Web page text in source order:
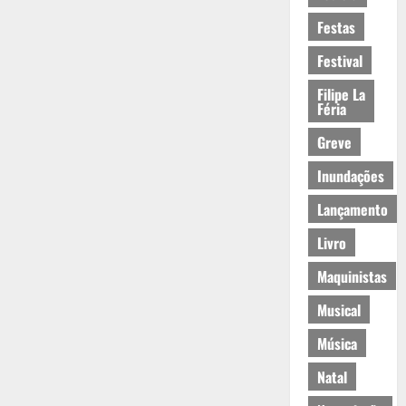
Festas
Festival
Filipe La
Féria
Greve
Inundações
Lançamento
Livro
Maquinistas
Musical
Música
Natal